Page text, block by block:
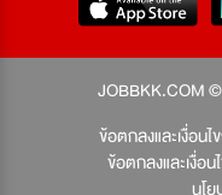
JOBBKK.COM
ข้อตกลงและเงื่อน
ข้อตกลงและเงื่อ